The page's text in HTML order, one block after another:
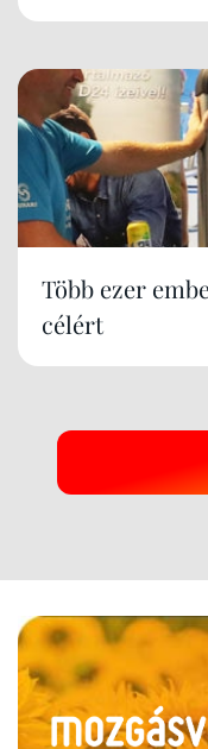
Több ezer
célért